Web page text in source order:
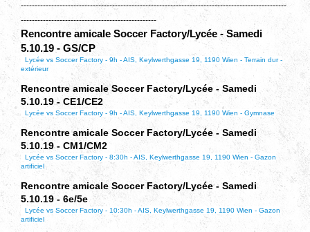
------------------------------------------------------------------------------------------------
-------------------------------------------------
Rencontre amicale Soccer Factory/Lycée - Samedi
5.10.19 - GS/CP
Lycée vs Soccer Factory - 9h - AIS, Keylwerthgasse 19, 1190 Wien - Terrain dur -
extérieur
Rencontre amicale Soccer Factory/Lycée - Samedi
5.10.19 - CE1/CE2
Lycée vs Soccer Factory - 9h - AIS, Keylwerthgasse 19, 1190 Wien - Gymnase
Rencontre amicale Soccer Factory/Lycée - Samedi
5.10.19 - CM1/CM2
Lycée vs Soccer Factory - 8:30h - AIS, Keylwerthgasse 19, 1190 Wien - Gazon
artificiel
Rencontre amicale Soccer Factory/Lycée - Samedi
5.10.19 - 6e/5e
Lycée vs Soccer Factory - 10:30h - AIS, Keylwerthgasse 19, 1190 Wien - Gazon
artificiel